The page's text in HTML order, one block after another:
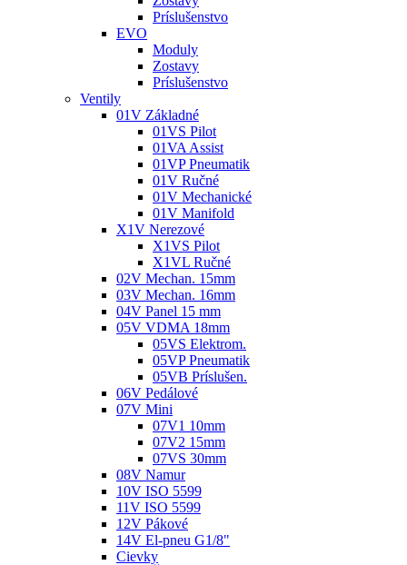
Príslušenstvo
EVO
Moduly
Zostavy
Príslušenstvo
Ventily
01V Základné
01VS Pilot
01VA Assist
01VP Pneumatik
01V Ručné
01V Mechanické
01V Manifold
X1V Nerezové
X1VS Pilot
X1VL Ručné
02V Mechan. 15mm
03V Mechan. 16mm
04V Panel 15 mm
05V VDMA 18mm
05VS Elektrom.
05VP Pneumatik
05VB Príslušen.
06V Pedálové
07V Mini
07V1 10mm
07V2 15mm
07VS 30mm
08V Namur
10V ISO 5599
11V ISO 5599
12V Pákové
14V El-pneu G1/8"
Cievky